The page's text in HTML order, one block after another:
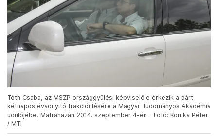
Tóth Csaba, az MSZP országgyűlési képviselője érkezik a párt
kétnapos évadnyitó frakcióülésére a Magyar Tudományos Akadémia
üdülőjébe, Mátraházán 2014. szeptember 4-én – Fotó: Komka Péter
/ MTI